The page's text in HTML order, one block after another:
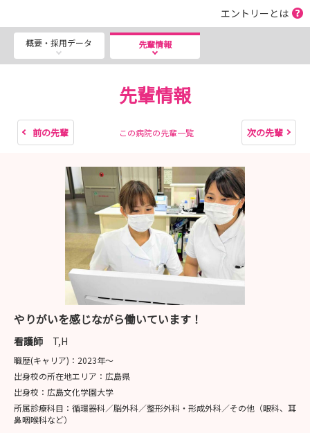
エントリーとは
概要・採用データ 先輩情報
先輩情報
前の先輩 この病院の先輩一覧 次の先輩
やりがいを感じながら働いています！
看護師 T,H
職歴(キャリア)： 2023年〜
出身校の所在地エリア： 広島県
出身校： 広島文化学園大学
所属診療科目： 循環器科／脳外科／整形外科・形成外科／その他（眼科、耳
鼻咽喉科など）